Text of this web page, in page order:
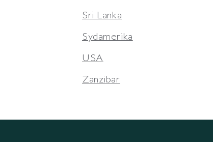
Sri Lanka
Sydamerika
USA
Zanzibar